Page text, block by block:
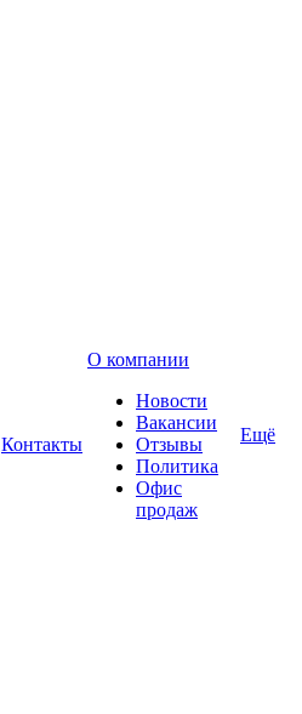
Контакты
О компании
Новости
Вакансии
Отзывы
Политика
Офис
продаж
Ещё